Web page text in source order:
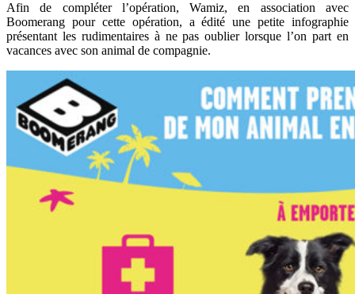
Afin de compléter l’opération, Wamiz, en association avec
Boomerang pour cette opération, a édité une petite infographie
présentant les rudimentaires à ne pas oublier lorsque l’on part en
vacances avec son animal de compagnie.